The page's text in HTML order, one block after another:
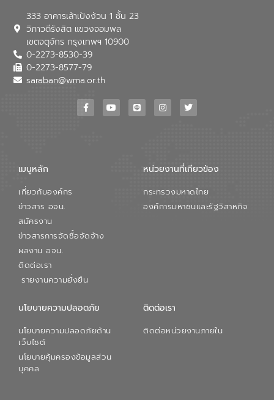
333 อาคารเล้าเป้งง้วน 1 ชั้น 23
วิภาวดีรังสิต แขวงจอมพล
เขตจตุจักร กรุงเทพฯ 10900
0-2273-8530-39
0-2273-8577-79
saraban@wma.or.th
เมนูหลัก
เกี่ยวกับองค์กร
ข่าวสาร อจน.
สมัครงาน
ข่าวสารการจัดซื้อจัดจ้าง
ผลงาน อจน.
ติดต่อเรา
รายงานความยั่งยืน
หน่วยงานที่เกียวข้อง
กระทรวงมหาดไทย
องค์การมหาชนและรัฐวิสาหกิจ
นโยบายความปลอดภัย
นโยบายความปลอดภัยด้าน
เว็บไซต์
นโยบายคุ้มครองข้อมูลส่วน
บุคคล
ติดต่อเรา
ติดต่อหน่วยงานภายใน